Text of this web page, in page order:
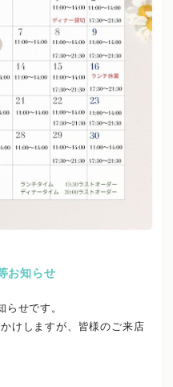
お知らせ
せです。
けしますが、皆様のご来店